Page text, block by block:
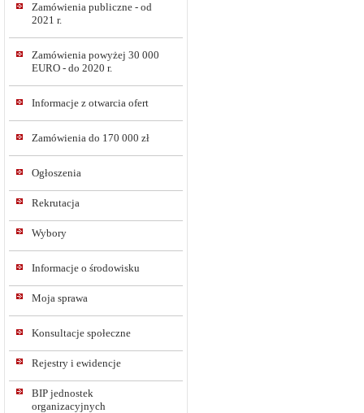
Zamówienia publiczne - od
2021 r.
Zamówienia powyżej 30 000
EURO - do 2020 r.
Informacje z otwarcia ofert
Zamówienia do 170 000 zł
Ogłoszenia
Rekrutacja
Wybory
Informacje o środowisku
Moja sprawa
Konsultacje społeczne
Rejestry i ewidencje
BIP jednostek
organizacyjnych